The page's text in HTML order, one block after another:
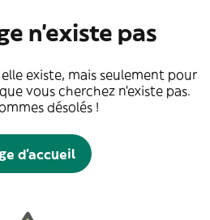
n'existe pas
existe, mais seulement pour
vous cherchez n'existe pas.
désolés !
d'accueil